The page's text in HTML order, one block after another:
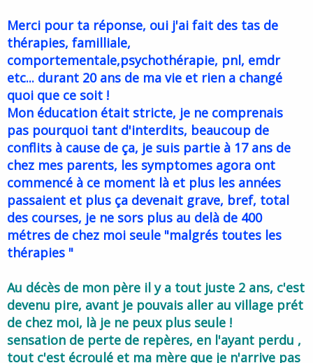
Merci pour ta réponse, oui j'ai fait des tas de
thérapies, familliale,
comportementale,psychothérapie, pnl, emdr
etc... durant 20 ans de ma vie et rien a changé
quoi que ce soit !
Mon éducation était stricte, je ne comprenais
pas pourquoi tant d'interdits, beaucoup de
conflits à cause de ça, je suis partie à 17 ans de
chez mes parents, les symptomes agora ont
commencé à ce moment là et plus les années
passaient et plus ça devenait grave, bref, total
des courses, je ne sors plus au delà de 400
métres de chez moi seule "malgrés toutes les
thérapies "
Au décès de mon père il y a tout juste 2 ans, c'est
devenu pire, avant je pouvais aller au village prét
de chez moi, là je ne peux plus seule !
sensation de perte de repères, en l'ayant perdu ,
tout c'est écroulé et ma mère que je n'arrive pas